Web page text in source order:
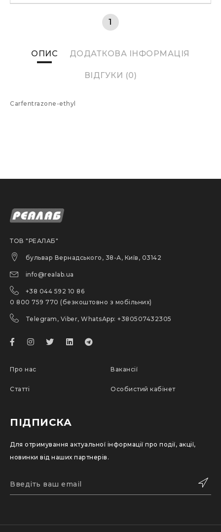
1
ОПИС ДОДАТКОВА ІНФОРМАЦІЯ
ВІДГУКИ (0)
Carfentrazone-ethyl
ТОВ "РЕАЛАБ"
бульвар Вернадського, 38-А, Київ, 03142
info@realab.ua
+38 044 592 10 86
0 800 759 770 (безкоштовно з мобільних)
Telegram, Viber, WhatsApp: +380507432305
Про нас Вакансії
Статті Особистий кабінет
ПІДПИСКА
Для отримування актуальної інформації про події, акції,
новинки від наших партнерів.